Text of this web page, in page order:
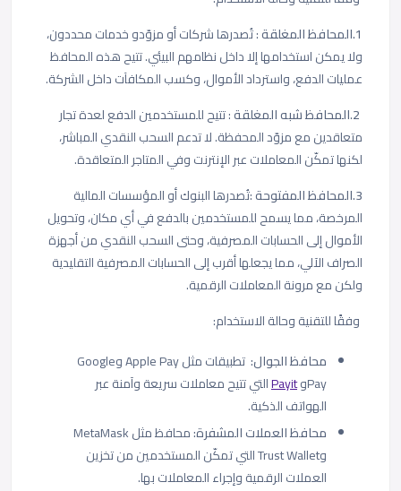
1.المحافظ المغلقة
: تُصدرها شركات أو مزوّدو خدمات محددون،
ولا يمكن استخدامها إلا داخل نظامهم البيئي. تتيح هذه المحافظ
عمليات الدفع، واسترداد الأموال، وكسب المكافآت داخل الشركة.
2
.المحافظ شبه المغلقة: تتيح للمستخدمين الدفع لعدة تجار
متعاقدين مع مزوّد المحفظة. لا تدعم السحب النقدي المباشر،
لكنها تمكّن المعاملات عبر الإنترنت وفي المتاجر المتعاقدة.
3.المحافظ المفتوحة
:تُصدرها البنوك أو المؤسسات المالية
المرخصة، مما يسمح للمستخدمين بالدفع في أي مكان، وتحويل
الأموال إلى الحسابات المصرفية، وحتى السحب النقدي من أجهزة
الصراف الآلي، مما يجعلها أقرب إلى الحسابات المصرفية التقليدية
ولكن مع مرونة المعاملات الرقمية.
وفقًا للتقنية وحالة الاستخدام:
محافظ الجوال:
تطبيقات مثل Apple Pay وGoogle
Payو Payitالتي تتيح معاملات سريعة وآمنة عبر
الهواتف الذكية.
محافظ العملات المشفرة:
محافظ مثل MetaMask
وTrust Wallet التي تمكّن المستخدمين من تخزين
العملات الرقمية وإجراء المعاملات بها.